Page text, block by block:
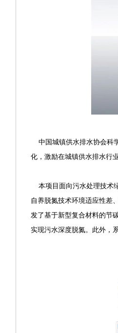
中国城镇供水排水协会科
化，激励在城镇供水排水行
本项目面向污水处理技术
自养脱氮技术环境适应性差
发了基于新型复合材料的节
实现污水深度脱氮。此外，